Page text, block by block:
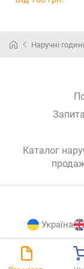
Наручні
Каталог
Україна